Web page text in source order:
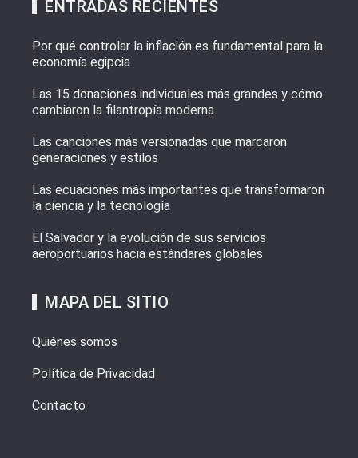
ENTRADAS RECIENTES
Por qué controlar la inflación es fundamental para la
economía egipcia
Las 15 donaciones individuales más grandes y cómo
cambiaron la filantropía moderna
Las canciones más versionadas que marcaron
generaciones y estilos
Las ecuaciones más importantes que transformaron
la ciencia y la tecnología
El Salvador y la evolución de sus servicios
aeroportuarios hacia estándares globales
MAPA DEL SITIO
Quiénes somos
Política de Privacidad
Contacto